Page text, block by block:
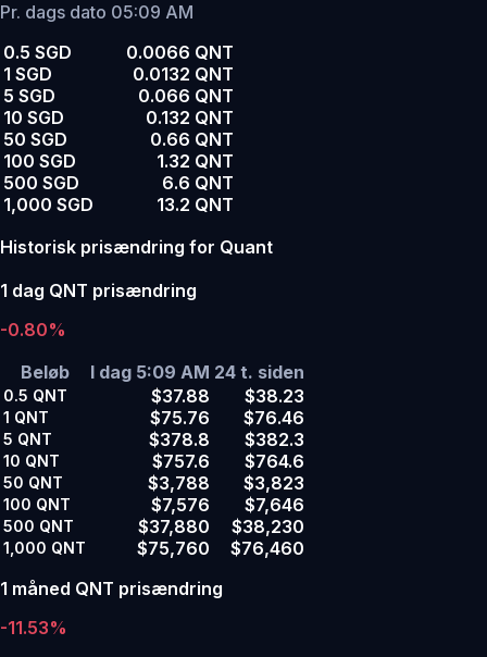
Pr. dags dato 05:09 AM
0.5 SGD
0.0066 QNT
1 SGD
0.0132 QNT
5 SGD
0.066 QNT
10 SGD
0.132 QNT
50 SGD
0.66 QNT
100 SGD
1.32 QNT
500 SGD
6.6 QNT
1,000 SGD
13.2 QNT
Historisk prisændring for Quant
1 dag QNT prisændring
-0.80%
Beløb
I dag 5:09 AM 24 t. siden
0.5 QNT $37.88 $38.23
1 QNT $75.76 $76.46
5 QNT $378.8 $382.3
10 QNT $757.6 $764.6
50 QNT $3,788 $3,823
100 QNT $7,576 $7,646
500 QNT $37,880 $38,230
1,000 QNT $75,760
$76,460
1 måned QNT prisændring
-11.53%